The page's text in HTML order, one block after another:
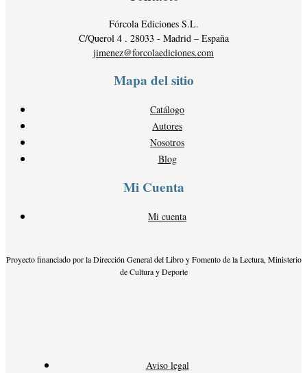
Fórcola Ediciones S.L.
C/Querol 4 . 28033 - Madrid – España
jimenez@forcolaediciones.com
Mapa del sitio
Catálogo
Autores
Nosotros
Blog
Mi Cuenta
Mi cuenta
Proyecto financiado por la Dirección General del Libro y Fomento de la Lectura, Ministerio
de Cultura y Deporte
Aviso legal